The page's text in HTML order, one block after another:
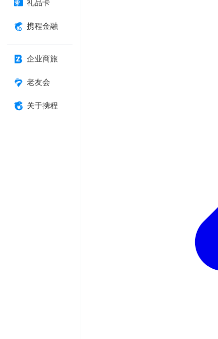
礼品卡
携程金融
企业商旅
老友会
关于携程